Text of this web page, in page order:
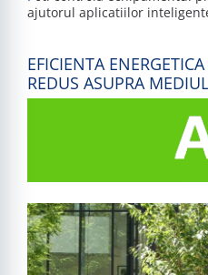
ajutorul aplicatiilor
EFICIENTA
REDUS ASUPRA